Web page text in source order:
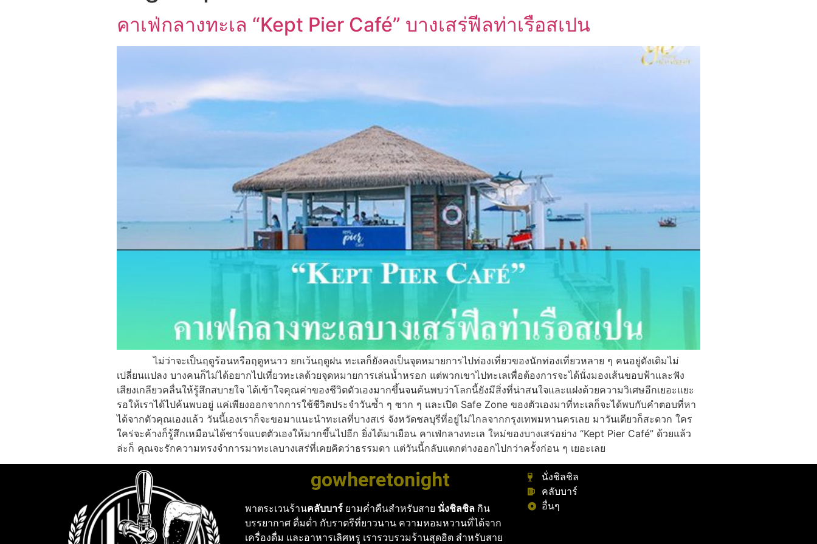
คาเฟ่กลางทะเล “Kept Pier Café” บางเสร่ฟีลท่าเรือสเปน
ไม่ว่าจะเป็นฤดูร้อนหรือฤดูหนาว ยกเว้นฤดูฝน ทะเลก็ยังคงเป็นจุดหมายการไปท่องเที่ยวของนักท่องเที่ยวหลาย ๆ คนอยู่ดังเดิมไม่
เปลี่ยนแปลง บางคนก็ไม่ได้อยากไปเที่ยวทะเลด้วยจุดหมายการเล่นน้ำหรอก แต่พวกเขาไปทะเลเพื่อต้องการจะได้นั่งมองเส้นขอบฟ้าและฟัง
เสียงเกลียวคลื่นให้รู้สึกสบายใจ ได้เข้าใจคุณค่าของชีวิตตัวเองมากขึ้นจนค้นพบว่าโลกนี้ยังมีสิ่งที่น่าสนใจและแฝงด้วยความวิเศษอีกเยอะแยะ
รอให้เราได้ไปค้นพบอยู่ แค่เพียงออกจากการใช้ชีวิตประจำวันซ้ำ ๆ ซาก ๆ และเปิด Safe Zone ของตัวเองมาที่ทะเลก็จะได้พบกับคำตอบที่หา
ได้จากตัวคุณเองแล้ว วันนี้เองเราก็จะขอมาแนะนำทะเลที่บางสเร่ จังหวัดชลบุรีที่อยู่ไม่ไกลจากกรุงเทพมหานครเลย มาวันเดียวก็สะดวก ใคร
ใคร่จะค้างก็รู้สึกเหมือนได้ชาร์จแบตตัวเองให้มากขึ้นไปอีก ยิ่งได้มาเยือน คาเฟ่กลางทะเล ใหม่ของบางเสร่อย่าง “Kept Pier Café” ด้วยแล้ว
ล่ะก็ คุณจะรักความทรงจำการมาทะเลบางเสร่ที่เคยคิดว่าธรรมดา แต่วันนี้กลับแตกต่างออกไปกว่าครั้งก่อน ๆ เยอะเลย
gowheretonight
พาตระเวนร้านคลับบาร์ยามค่ำคืนสำหรับสาย นั่งชิลชิลกิน
บรรยากาศ ดื่มด่ำ กับราตรีที่ยาวนาน ความหอมหวานที่ได้จาก
เครื่องดื่ม และอาหารเลิศหรู เรารวบรวมร้านสุดฮิต สำหรับสาย
นั่งชิลชิล
คลับบาร์
อื่นๆ